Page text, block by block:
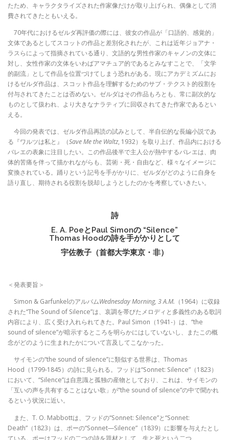
たため、キャラクタライズされた作家像だけが取り上げられ、偶像として消
費されてきたともいえる。
70年代におけるゼルダ再評価の際には、彼女の作品が「口語的、感覚的」
文体であるとしてスコットの作品と差別化されたが、これは近年ジョアナ・
ラスらによって指摘されている通り、文語的な男性作家のキャノンの文体に
対し、女性作家の文体をいわばアマチュア的であるとみなすことで、「文学
的副流」として作品を位置づけてしまう恐れがある。現にアカデミズムにお
けるゼルダ作品は、スコット作品を理解するためのサブ・テクスト的役割を
付与されてきたことは否めない。ゼルダはその作品もろとも、常に副次的な
ものとして扱われ、より大きなナラティブに回収されてきた作家であるとい
える。
今回の発表では、ゼルダ作品再読の試みとして、半自伝的な長編小説であ
る『ワルツは私と』（Save Me the Waltz, 1932）を取り上げ、作品内における
バレエの表象に注目したい。この作品後半で主人公が熱中するバレエは、肉
体的苦痛を伴って描かれながらも、芸術・死・自由など、様々なイメージに
変換されている。踊りという記号を手がかりに、ゼルダがどのように自身を
語り直し、期待される役割を脱却しようとしたのかを考察していきたい。
詩
E. A. PoeとPaul Simonの “Silence”
Thomas Hoodの詩を手がかりとして
宇佐教子（首都大学東京・非）
＜発表要旨＞
Simon & GarfunkelのアルバムWednesday Morning, 3 A.M. （1964）に収録
された“The Sound of Silence”は、哀調を帯びたメロディと多義性のある歌詞
内容により、広く受け入れられてきた。Paul Simon（1941-）は、“the
sound of silence”が暗示するところを明らかにはしていないし、またこの概
念がどのように生まれたかについて言及してこなかった。
サイモンの“the sound of silence”に類似する世界は、Thomas
Hood（1799-1845）の詩に見られる。フッドは“Sonnet: Silence”（1823）
において、“Silence”は自意識と孤独の産物としており、これは、サイモンの
「互いの声を共有することはない歌」が“the sound of silence”の中で聞かれ
るという状況に近い。
また、T. O. Mabbottは、フッドの“Sonnet: Silence”と“Sonnet:
Death”（1823）は、ポーの“Sonnet—Silence”（1839）に影響を与えたとし
ている。ポーはフッドの二つの詩を題材として、生と死という二つ